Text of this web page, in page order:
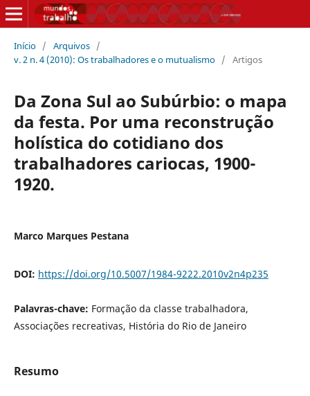
Início / Arquivos /
v. 2 n. 4 (2010): Os trabalhadores e o mutualismo / Artigos
Da Zona Sul ao Subúrbio: o mapa
da festa. Por uma reconstrução
holística do cotidiano dos
trabalhadores cariocas, 1900-
1920.
Marco Marques Pestana
DOI: https://doi.org/10.5007/1984-9222.2010v2n4p235
Palavras-chave: Formação da classe trabalhadora,
Associações recreativas, História do Rio de Janeiro
Resumo